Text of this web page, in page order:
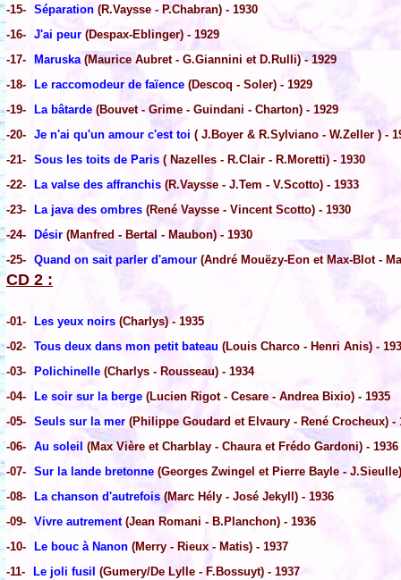
-15- Séparation (R.Vaysse - P.Chabran) - 1930
-16- J'ai peur (Despax-Eblinger) - 1929
-17-
Maruska(Maurice Aubret - G.Giannini et D.Rulli) - 1929
-18-
Le raccomodeur de faïence (Descoq - Soler) - 1929
-19-
La bâtarde (Bouvet - Grime - Guindani - Charton) - 1929
-20- Je n'ai qu'un amour c'est toi ( J.Boyer & R.Sylviano - W.Zeller ) -
-21- Sous les toits de Paris ( Nazelles - R.Clair - R.Moretti) - 1930
-22-
La valse des affranchis (R.Vaysse - J.Tem - V.Scotto) - 1933
-23-
La java des ombres (René Vaysse - Vincent Scotto) - 1930
-24-
Désir (Manfred - Bertal - Maubon) - 1930
-25- Quand on sait parler d'amour (André Mouëzy-Eon et Max-Blot -
CD 2 :
-01- Les yeux noirs (Charlys) - 1935
-02- Tous deux dans mon petit bateau (Louis Charco - Henri Anis) -
-03-
Polichinelle (Charlys - Rousseau) - 1934
-04-
Le soir sur la berge (Lucien Rigot - Cesare - Andrea Bixio) - 1935
-05- Seuls sur la mer (Philippe Goudard et Elvaury - René Crocheux) -
-06- Au soleil (Max Vière et Charblay - Chaura et Frédo Gardoni) - 1936
-07- Sur la lande bretonne (Georges Zwingel et Pierre Bayle -
-08-
La chanson d'autrefois (Marc Hély - José Jekyll) - 1936
-09- Vivre autrement(Jean Romani - B.Planchon) - 1936
-10-
Le bouc à Nanon (Merry - Rieux - Matis) - 1937
-11-
Le joli fusil (Gumery/De Lylle - F.Bossuyt) - 1937